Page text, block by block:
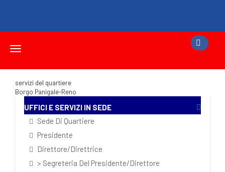
Toggle
servizi del quartiere
Borgo Panigale-Reno
UFFICI E SERVIZI IN SEDE
Sede Di Quartiere
Presidente
Direttore/Direttrice
> Segreteria Del Presidente/Direttore